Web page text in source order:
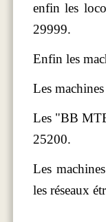
enfin les
29999.
Enfin les
Les
Les "BB
25200.
Les
les réseaux